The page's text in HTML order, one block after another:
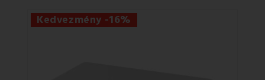
Kedvezmény -16%